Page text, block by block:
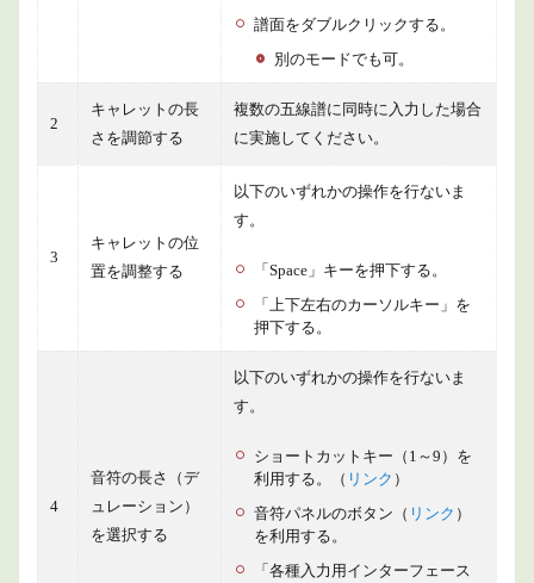
譜面をダブルクリックする。
別のモードでも可。
2
キャレットの長
さを調節する
複数の五線譜に同時に入力した場合
に実施してください。
3
キャレットの位
置を調整する
以下のいずれかの操作を行ないま
す。
「Space」キーを押下する。
「上下左右のカーソルキー」を
押下する。
4
音符の長さ（デ
ュレーション）
を選択する
以下のいずれかの操作を行ないま
す。
ショートカットキー（1～9）を
利用する。（ リンク ）
音符パネルのボタン（ リンク ）
を利用する。
「各種入力用インターフェース